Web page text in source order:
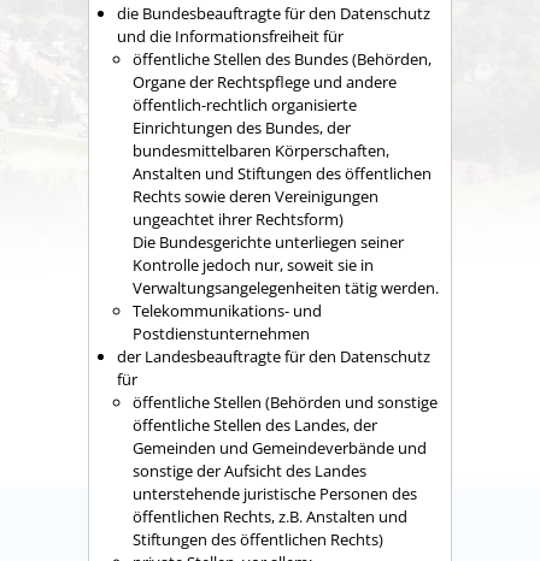
die Bundesbeauftragte für den Datenschutz
und die Informationsfreiheit für
öffentliche Stellen des Bundes (Behörden,
Organe der Rechtspflege und andere
öffentlich-rechtlich organisierte
Einrichtungen des Bundes, der
bundesmittelbaren Körperschaften,
Anstalten und Stiftungen des öffentlichen
Rechts sowie deren Vereinigungen
ungeachtet ihrer Rechtsform)
Die Bundesgerichte unterliegen seiner
Kontrolle jedoch nur, soweit sie in
Verwaltungsangelegenheiten tätig werden.
Telekommunikations- und
Postdienstunternehmen
der Landesbeauftragte für den Datenschutz
für
öffentliche Stellen (Behörden und sonstige
öffentliche Stellen des Landes, der
Gemeinden und Gemeindeverbände und
sonstige der Aufsicht des Landes
unterstehende juristische Personen des
öffentlichen Rechts, z.B. Anstalten und
Stiftungen des öffentlichen Rechts)